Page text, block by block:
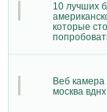
10 лучших
которые
Веб камера
москва вднх